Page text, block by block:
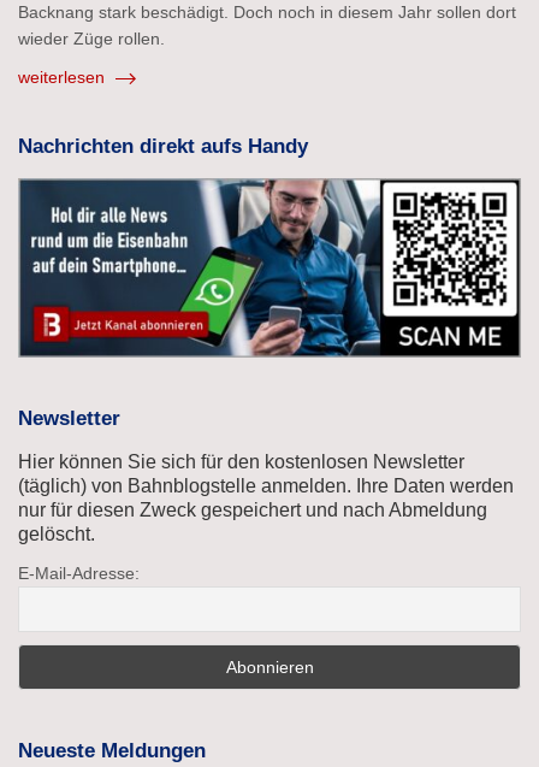
Backnang stark beschädigt. Doch noch in diesem Jahr sollen dort
wieder Züge rollen.
weiterlesen
Nachrichten direkt aufs Handy
Newsletter
Hier können Sie sich für den kostenlosen Newsletter
(täglich) von Bahnblogstelle anmelden. Ihre Daten werden
nur für diesen Zweck gespeichert und nach Abmeldung
gelöscht.
E-Mail-Adresse:
Neueste Meldungen